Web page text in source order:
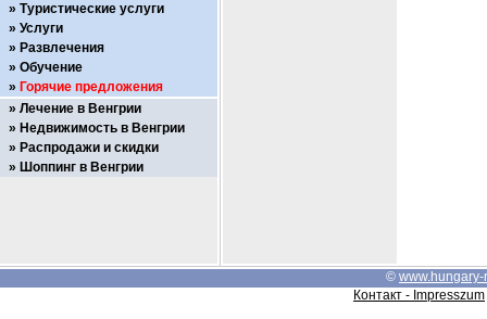
Туристические услуги
Услуги
Развлечения
Обучение
Горячие предложения
Лечение в Венгрии
Недвижимость в Венгрии
Распродажи и скидки
Шоппинг в Венгрии
© www.hungary-
Контакт - Impresszum